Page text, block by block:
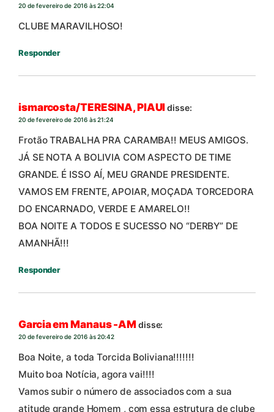
20 de fevereiro de 2016 às 22:04
CLUBE MARAVILHOSO!
Responder
ismarcosta/TERESINA, PIAUIdisse:
20 de fevereiro de 2016 às 21:24
Frotão TRABALHA PRA CARAMBA!! MEUS AMIGOS.
JÁ SE NOTA A BOLIVIA COM ASPECTO DE TIME
GRANDE. É ISSO AÍ, MEU GRANDE PRESIDENTE.
VAMOS EM FRENTE, APOIAR, MOÇADA TORCEDORA
DO ENCARNADO, VERDE E AMARELO!!
BOA NOITE A TODOS E SUCESSO NO “DERBY” DE
AMANHÃ!!!
Responder
Garcia em Manaus -AM disse:
20 de fevereiro de 2016 às 20:42
Boa Noite, a toda Torcida Boliviana!!!!!!!
Muito boa Notícia, agora vai!!!!
Vamos subir o número de associados com a sua
atitude grande Homem , com essa estrutura de clube